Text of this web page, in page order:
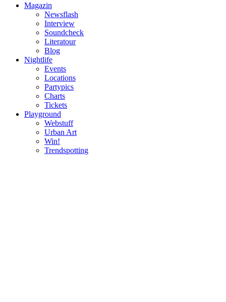
Magazin
Newsflash
Interview
Soundcheck
Literatour
Blog
Nightlife
Events
Locations
Partypics
Charts
Tickets
Playground
Webstuff
Urban Art
Win!
Trendspotting